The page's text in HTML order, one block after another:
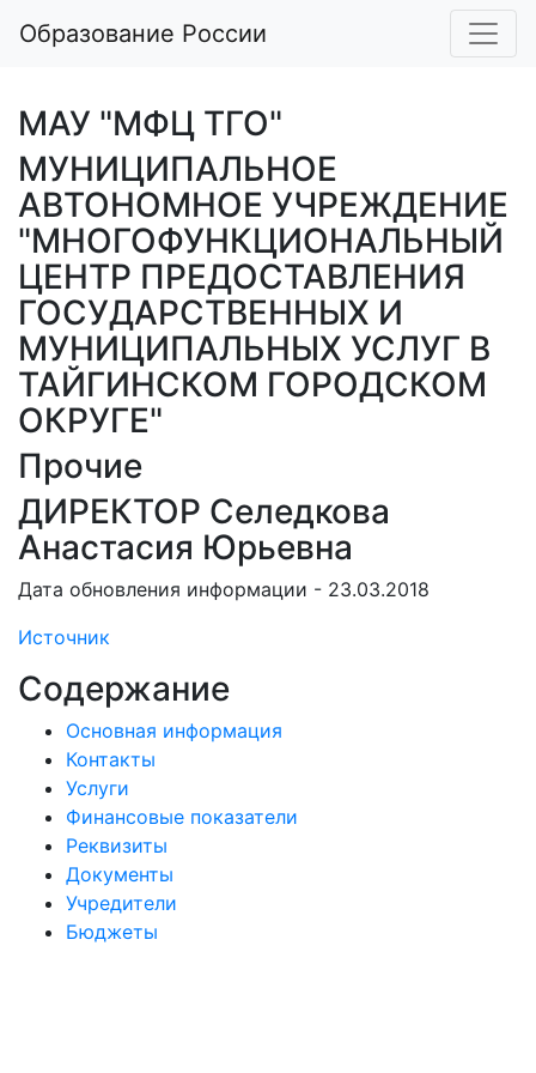
Образование России
МАУ "МФЦ ТГО"
МУНИЦИПАЛЬНОЕ
АВТОНОМНОЕ УЧРЕЖДЕНИЕ
"МНОГОФУНКЦИОНАЛЬНЫЙ
ЦЕНТР ПРЕДОСТАВЛЕНИЯ
ГОСУДАРСТВЕННЫХ И
МУНИЦИПАЛЬНЫХ УСЛУГ В
ТАЙГИНСКОМ ГОРОДСКОМ
ОКРУГЕ"
Прочие
ДИРЕКТОР Селедкова
Анастасия Юрьевна
Дата обновления информации - 23.03.2018
Источник
Содержание
Основная информация
Контакты
Услуги
Финансовые показатели
Реквизиты
Документы
Учредители
Бюджеты